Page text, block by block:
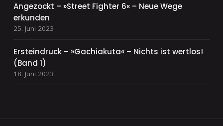
Angezockt – »Street Fighter 6« – Neue Wege
erkunden
25. Juni 2023
Ersteindruck – »Gachiakuta« – Nichts ist wertlos!
(Band 1)
18. Juni 2023